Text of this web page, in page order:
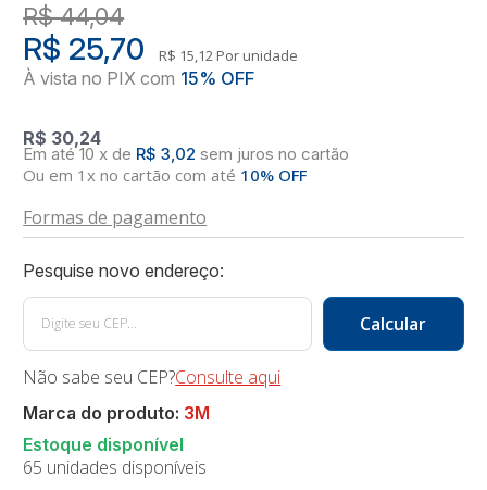
R$ 44,04
R$ 30,24
R$ 25,70 R$ 15,12 Por unidade
10 x de R$ 3,02 sem juros no cartão
Ou em 1x no cartão com até 10% OFF
Formas de pagamento
Não sabe seu CEP?Consulte aqui
65 unidades disponíveis
Marca do produto: 3M